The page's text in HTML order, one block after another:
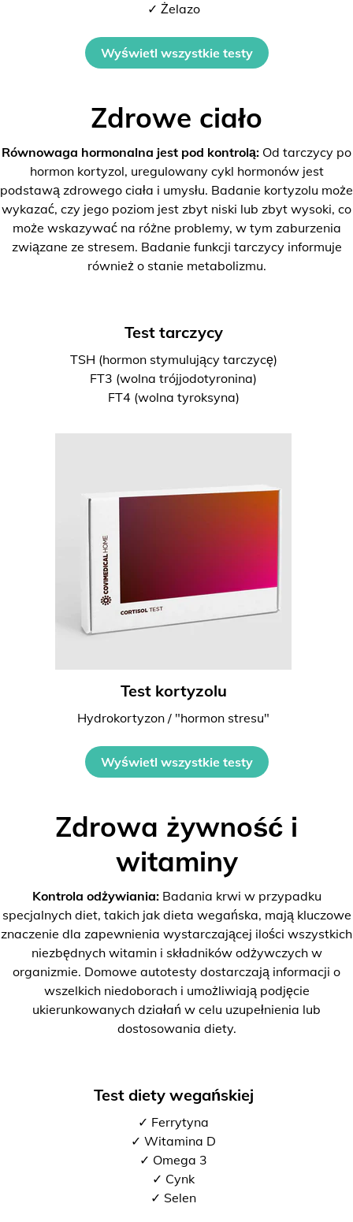
✓ Żelazo
Wyświetl wszystkie testy
Zdrowe ciało
Równowaga hormonalna jest pod kontrolą: Od tarczycy po
hormon kortyzol, uregulowany cykl hormonów jest
podstawą zdrowego ciała i umysłu. Badanie kortyzolu może
wykazać, czy jego poziom jest zbyt niski lub zbyt wysoki, co
może wskazywać na różne problemy, w tym zaburzenia
związane ze stresem. Badanie funkcji tarczycy informuje
również o stanie metabolizmu.
Test tarczycy
TSH (hormon stymulujący tarczycę)
FT3 (wolna trójjodotyronina)
FT4 (wolna tyroksyna)
Test kortyzolu
Hydrokortyzon / "hormon stresu"
Wyświetl wszystkie testy
Zdrowa żywność i
witaminy
Kontrola odżywiania:Badania krwi w przypadku
specjalnych diet, takich jak dieta wegańska, mają kluczowe
znaczenie dla zapewnienia wystarczającej ilości wszystkich
niezbędnych witamin i składników odżywczych w
organizmie. Domowe autotesty dostarczają informacji o
wszelkich niedoborach i umożliwiają podjęcie
ukierunkowanych działań w celu uzupełnienia lub
dostosowania diety.
Test diety wegańskiej
✓ Ferrytyna
✓ Witamina D
✓ Omega 3
✓ Cynk
✓ Selen